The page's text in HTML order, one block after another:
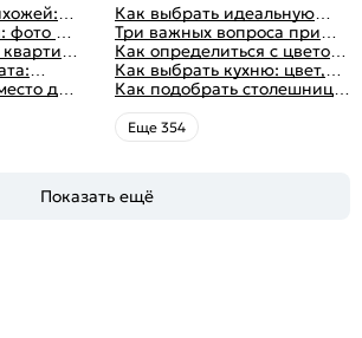
фото с
советы
для
Как выбрать идеальную
планировку для кухни
Три важных вопроса при
выборе кухни: готовка,
посуда, комфорт
Как определиться с цветом
кухни: светлые, темные,
яркие
Как выбрать кухню: цвет,
планировка, аксессуары
Как подобрать столешницу
для кухни по цвету
Eще 354
Показать ещё